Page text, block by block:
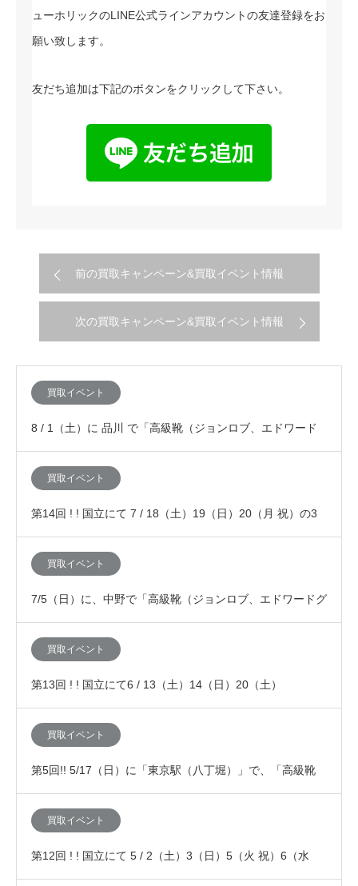
ューホリックのLINE公式ラインアカウントの友達登録をお
願い致します。
友だち追加は下記のボタンをクリックして下さい。
前の買取キャンペーン&買取イベント情報
次の買取キャンペーン&買取イベント情報
買取イベント
8 / 1（土）に 品川 で「高級靴（ジョンロブ、エドワード
グリーン、JMウエストン、オールデン等）…
買取イベント
第14回 ! ! 国立にて 7 / 18（土）19（日）20（月 祝）の3
日間、「査定額が10%アッ…
買取イベント
7/5（日）に、中野で「高級靴（ジョンロブ、エドワードグ
リーン、JMウエストン、オールデン等）の査定…
買取イベント
第13回 ! ! 国立にて6 / 13（土）14（日）20（土）
21（日） の4日間、「査定額が10…
買取イベント
第5回!! 5/17（日）に「東京駅（八丁堀）」で、「高級靴
（ジョンロブ、エドワードグリーン、J…
買取イベント
第12回 ! ! 国立にて 5 / 2（土）3（日）5（火 祝）6（水